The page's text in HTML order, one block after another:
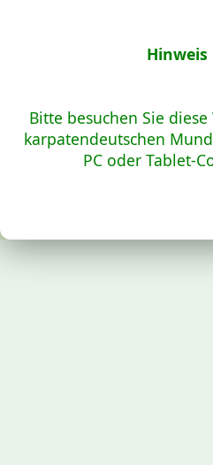
Hinweis
Bitte besuchen Sie
karpatendeutschen
PC oder Tablet-